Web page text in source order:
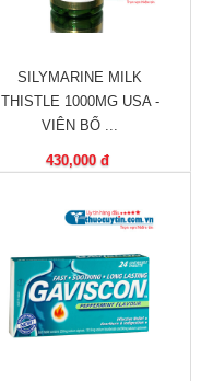
SILYMARINE MILK
THISTLE 1000MG USA -
VIÊN BỔ ...
430,000 đ